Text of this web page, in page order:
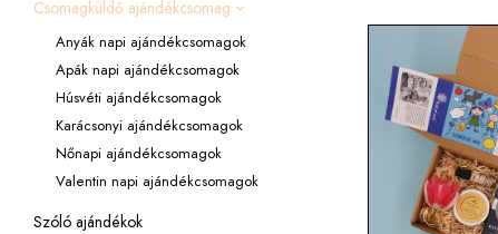
Csomagküldő ajándékcsomag
Anyák napi ajándékcsomagok
Apák napi ajándékcsomagok
Húsvéti ajándékcsomagok
Karácsonyi ajándékcsomagok
Nőnapi ajándékcsomagok
Valentin napi ajándékcsomagok
Szóló ajándékok